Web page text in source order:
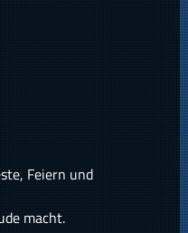
Feiern und
macht.